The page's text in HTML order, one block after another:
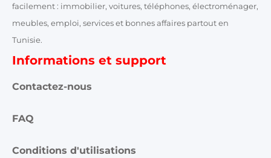
facilement : immobilier, voitures, téléphones, électroménager,
meubles, emploi, services et bonnes affaires partout en
Tunisie.
Informations et support
Contactez-nous
FAQ
Conditions d'utilisations